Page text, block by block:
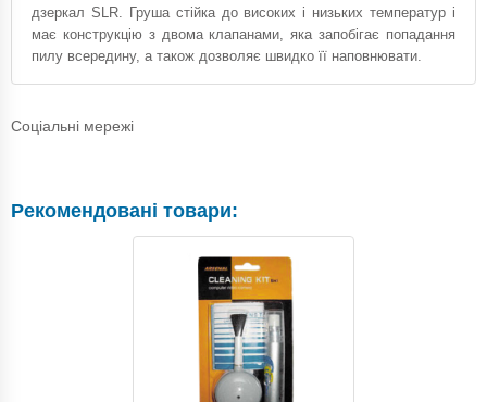
дзеркал SLR. Груша стійка до високих і низьких температур і
має конструкцію з двома клапанами, яка запобігає попадання
пилу всередину, а також дозволяє швидко її наповнювати.
Соціальні мережі
Рекомендовані товари: